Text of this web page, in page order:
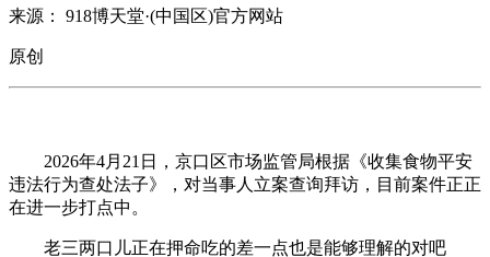
来源： 918博天堂·(中国区)官方网站
原创
2026年4月21日，京口区市场监管局根据《收集食物平安
违法行为查处法子》，对当事人立案查询拜访，目前案件正正
在进一步打点中。
老三两口儿正在押命吃的差一点也是能够理解的对吧